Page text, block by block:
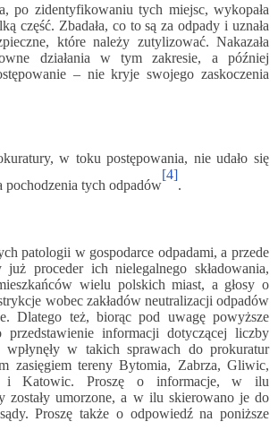
po zidentyfikowaniu tych miejsc, wykopała
część. Zbadała, co to są za odpady i uznała
które należy zutylizować. Nakazała
działania w tym zakresie, a później
– nie kryje swojego zaskoczenia
w toku postępowania, nie udało się
pochodzenia tych odpadów
[4]
patologii w gospodarce odpadami, a przede
już proceder ich nielegalnego składowania,
wielu polskich miast, a głosy o
wobec zakładów neutralizacji odpadów
Dlatego też, biorąc pod uwagę powyższe
przedstawienie informacji dotyczącej liczby
wpłynęły w takich sprawach do prokuratur
zasięgiem tereny Bytomia, Zabrza, Gliwic,
i Katowic. Proszę o informacje, w ilu
zostały umorzone, a w ilu skierowano je do
Proszę także o odpowiedź na poniższe